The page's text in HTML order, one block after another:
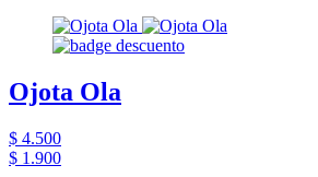
Ojota Ola
$ 4.500
$ 1.900